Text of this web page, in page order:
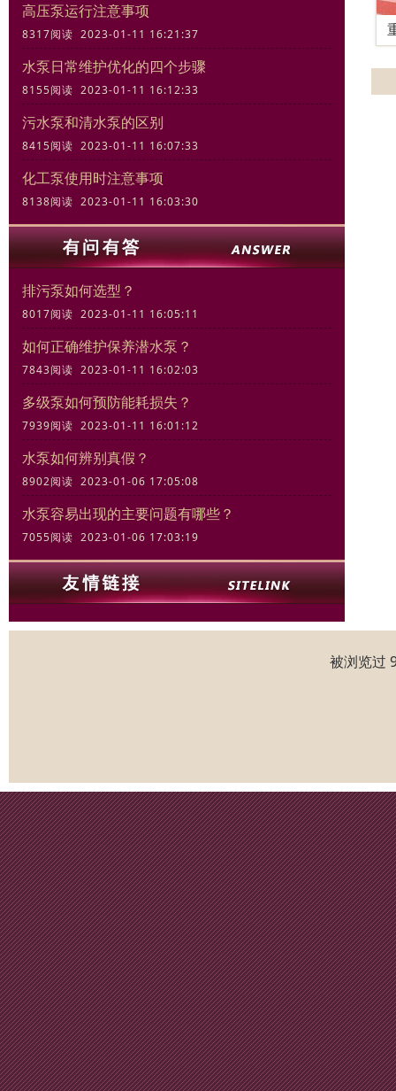
高压泵运行注意事项
8317阅读 2023-01-11 16:21:37
水泵日常维护优化的四个步骤
8155阅读 2023-01-11 16:12:33
污水泵和清水泵的区别
8415阅读 2023-01-11 16:07:33
化工泵使用时注意事项
8138阅读 2023-01-11 16:03:30
排污泵如何选型？
8017阅读 2023-01-11 16:05:11
如何正确维护保养潜水泵？
7843阅读 2023-01-11 16:02:03
多级泵如何预防能耗损失？
7939阅读 2023-01-11 16:01:12
水泵如何辨别真假？
8902阅读 2023-01-06 17:05:08
水泵容易出现的主要问题有哪些？
7055阅读 2023-01-06 17:03:19
被浏览过